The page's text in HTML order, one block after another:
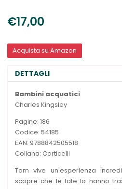
€17,00
Acquista su Amazon
DETTAGLI
Bambini acquatici
Charles Kingsley
Pagine: 186
Codice: 54185
EAN: 9788842505518
Collana: Corticelli
Tom vive un'esperienza
scopre che le fate lo hanno